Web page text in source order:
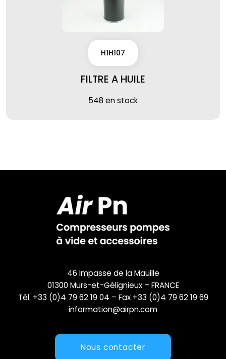
H1H107
FILTRE A HUILE
548 en stock
46 Impasse de la Mauille
01300 Murs-et-Gélignieux – FRANCE
Tél. +33 (0)4 79 62 19 04 – Fax +33 (0)4 79 62 19 69
information@airpn.com
Nous contacter